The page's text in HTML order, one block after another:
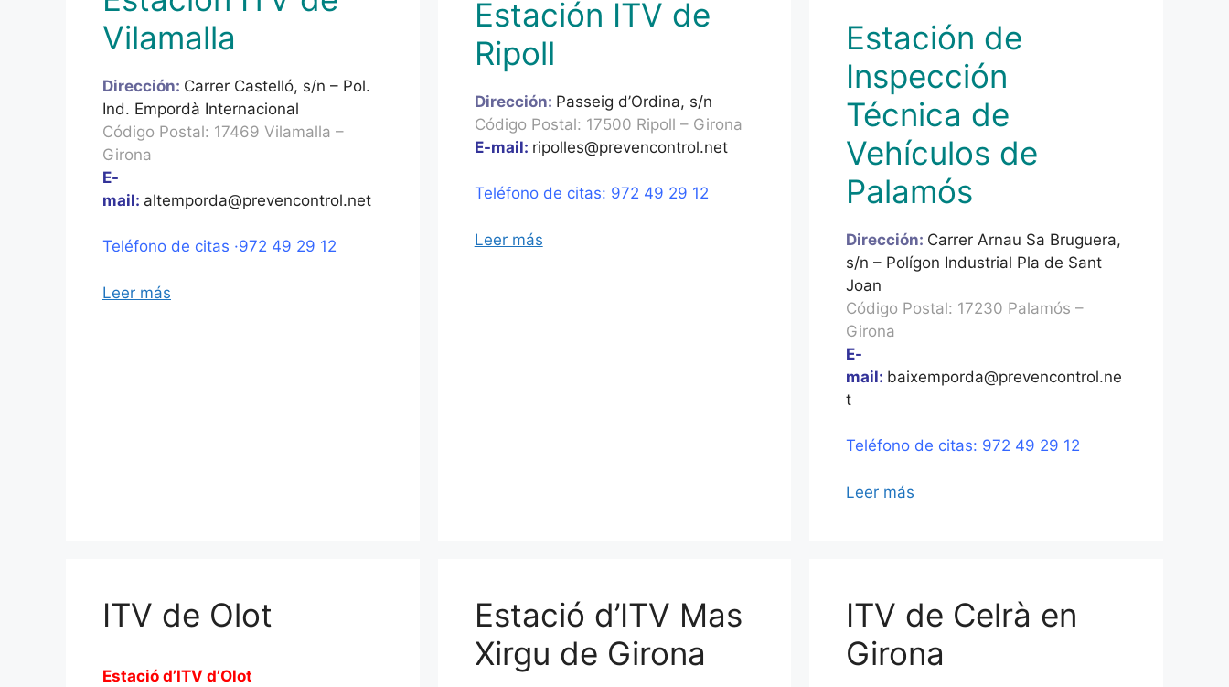
Vilamalla
Dirección: Carrer Castelló, s/n – Pol.
Ind. Empordà Internacional
Código Postal: 17469 Vilamalla –
Girona
E-
mail: altemporda@prevencontrol.net
Teléfono de citas ·972 49 29 12
Leer más
Estación ITV de
Ripoll
Dirección: Passeig d’Ordina, s/n
Código Postal: 17500 Ripoll – Girona
E-mail: ripolles@prevencontrol.net
Teléfono de citas: 972 49 29 12
Leer más
Estación de
Inspección
Técnica de
Vehículos de
Palamós
Dirección: Carrer Arnau Sa Bruguera,
s/n – Polígon Industrial Pla de Sant
Joan
Código Postal: 17230 Palamós –
Girona
E-
mail: baixemporda@prevencontrol.ne
t
Teléfono de citas: 972 49 29 12
Leer más
ITV de Olot
Estació d’ITV d’Olot
Estació d’ITV Mas
Xirgu de Girona
ITV de Celrà en
Girona